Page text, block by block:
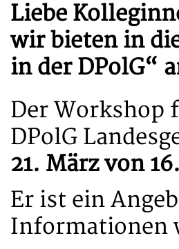
Liebe
wir bieten in
in der DPolG“
Der Workshop
DPolG
21. März von
Er ist ein
Informationen